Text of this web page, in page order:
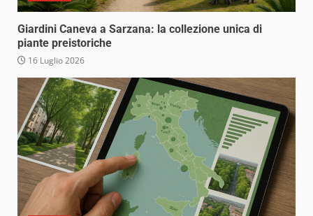
Giardini Caneva a Sarzana: la collezione unica di
piante preistoriche
16 Luglio 2026